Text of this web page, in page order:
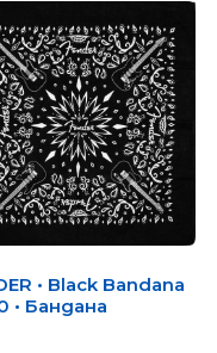
• Black Bandana
• Бандана